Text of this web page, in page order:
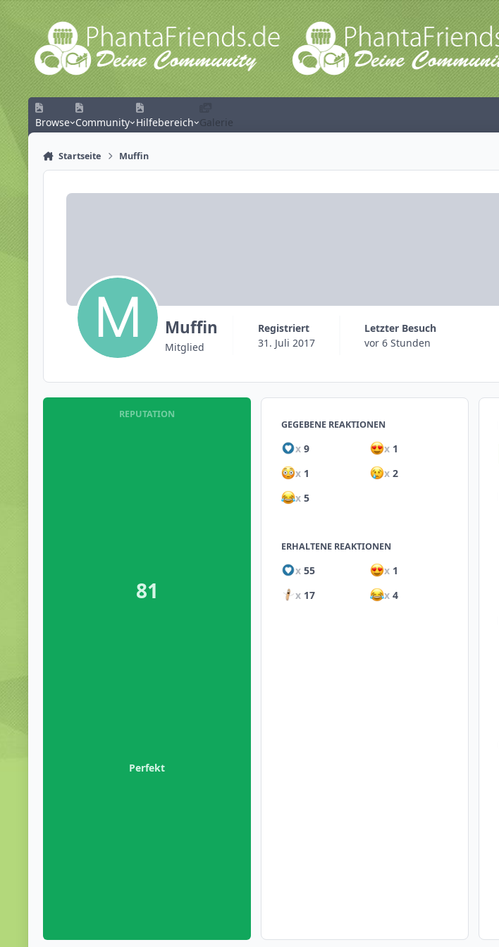
Zum Inhalt springen
Browse Community Hilfebereich Galerie
Startseite Muffin
Muffin
Mitglied
Registriert
31. Juli 2017
Letzter Besuch
vor 6 Stunden
REPUTATION
81
Perfekt
GEGEBENE REAKTIONEN
x 9 x1
x 1 x2
x 5
ERHALTENE REAKTIONEN
x 55 x1
x 17 x4